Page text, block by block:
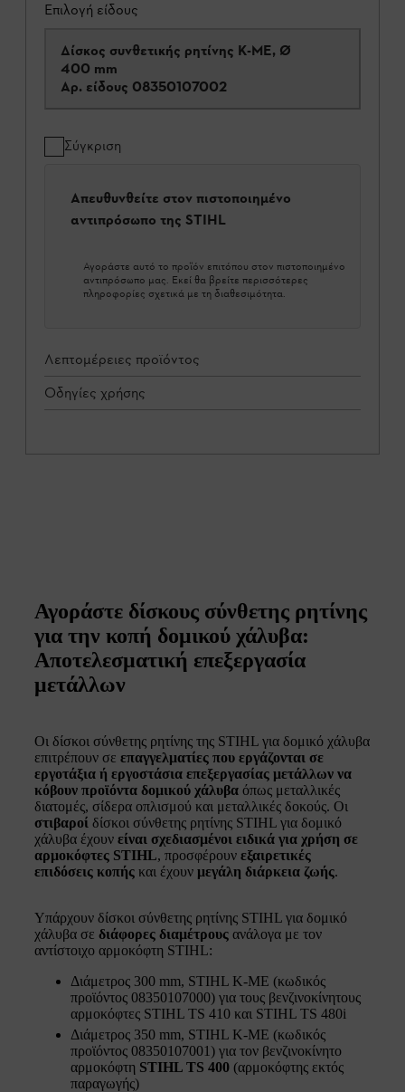
Επιλογή είδους
Δίσκος συνθετικής ρητίνης Κ-ΜΕ, Ø
400 mm
Αρ. είδους 08350107002
Σύγκριση
Απευθυνθείτε στον πιστοποιημένο
αντιπρόσωπο της STIHL
Αγοράστε αυτό το προϊόν επιτόπου στον πιστοποιημένο
αντιπρόσωπο μας. Εκεί θα βρείτε περισσότερες
πληροφορίες σχετικά με τη διαθεσιμότητα.
Λεπτομέρειες προϊόντος
Οδηγίες χρήσης
Αγοράστε δίσκους σύνθετης ρητίνης
για την κοπή δομικού χάλυβα:
Αποτελεσματική επεξεργασία
μετάλλων
Οι δίσκοι σύνθετης ρητίνης της STIHL για δομικό χάλυβα
επιτρέπουν σε επαγγελματίες που εργάζονται σε
εργοτάξια ή εργοστάσια επεξεργασίας μετάλλων να
κόβουν προϊόντα δομικού χάλυβα όπως μεταλλικές
διατομές, σίδερα οπλισμού και μεταλλικές δοκούς. Οι
στιβαροί δίσκοι σύνθετης ρητίνης STIHL για δομικό
χάλυβα έχουν είναι σχεδιασμένοι ειδικά για χρήση σε
αρμοκόφτες STIHL, προσφέρουν εξαιρετικές
επιδόσεις κοπής και έχουν μεγάλη διάρκεια ζωής.
Υπάρχουν δίσκοι σύνθετης ρητίνης STIHL για δομικό
χάλυβα σε διάφορες διαμέτρους ανάλογα με τον
αντίστοιχο αρμοκόφτη STIHL:
Διάμετρος 300 mm, STIHL K-ME (κωδικός
προϊόντος 08350107000) για τους βενζινοκίνητους
αρμοκόφτες STIHL TS 410 και STIHL TS 480i
Διάμετρος 350 mm, STIHL K-ME (κωδικός
προϊόντος 08350107001) για τον βενζινοκίνητο
αρμοκόφτη STIHL TS 400 (αρμοκόφτης εκτός
παραγωγής)